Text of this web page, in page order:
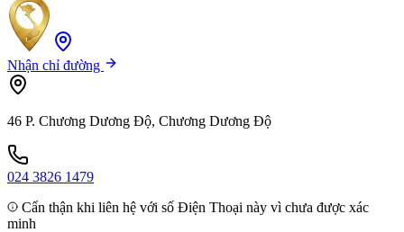
Nhận chỉ đường
46 P. Chương Dương Độ, Chương Dương Độ
024 3826 1479
Cẩn thận khi liên hệ với số Điện Thoại này vì chưa được xác
minh